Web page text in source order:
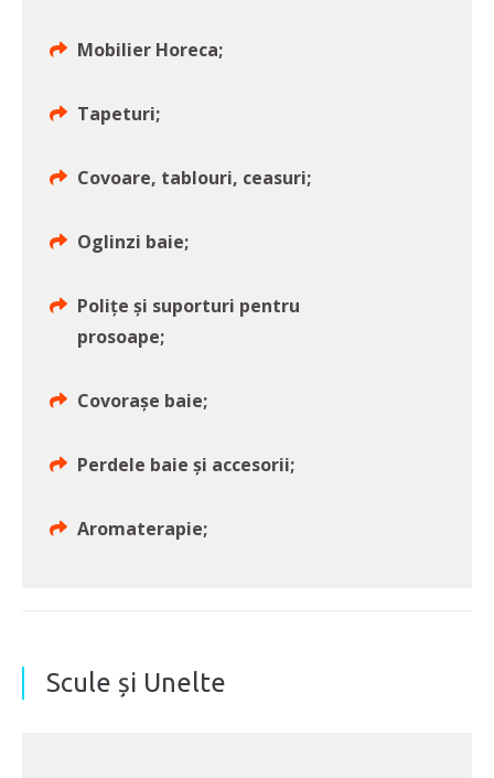
Mobilier Horeca;
Tapeturi;
Covoare, tablouri, ceasuri;
Oglinzi baie;
Polițe și suporturi pentru
prosoape;
Covorașe baie;
Perdele baie și accesorii;
Aromaterapie;
Scule și Unelte